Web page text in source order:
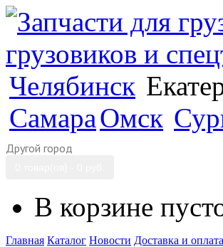
Челябинск
СамараОмск
Другой город
В корзине
Главная Каталог Новости Доставка и оплата